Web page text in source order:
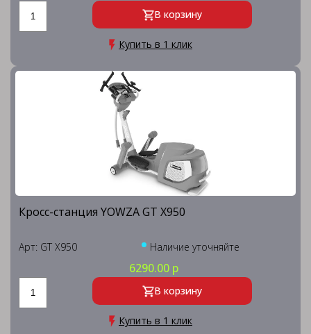
В корзину
Купить в 1 клик
Кросс-станция YOWZA GT X950
Арт: GT X950 Наличие уточняйте
6290.00 р
В корзину
Купить в 1 клик